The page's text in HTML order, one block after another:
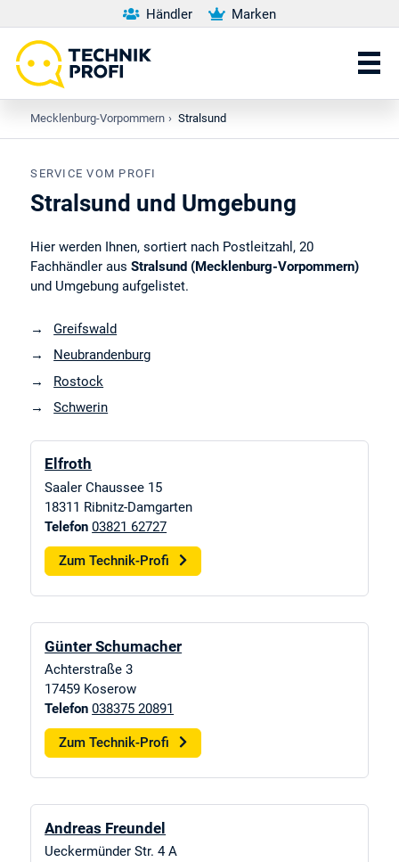
Händler Marken
Mecklenburg-Vorpommern › Stralsund
SERVICE VOM PROFI
Stralsund und Umgebung
Hier werden Ihnen, sortiert nach Postleitzahl, 20
Fachhändler ausStralsund (Mecklenburg-Vorpommern)
und Umgebung aufgelistet.
Greifswald
Neubrandenburg
Rostock
Schwerin
Elfroth
Saaler Chaussee 15
18311 Ribnitz-Damgarten
Telefon 03821 62727
Zum Technik-Profi
Günter Schumacher
Achterstraße 3
17459 Koserow
Telefon 038375 20891
Zum Technik-Profi
Andreas Freundel
Ueckermünder Str. 4 A